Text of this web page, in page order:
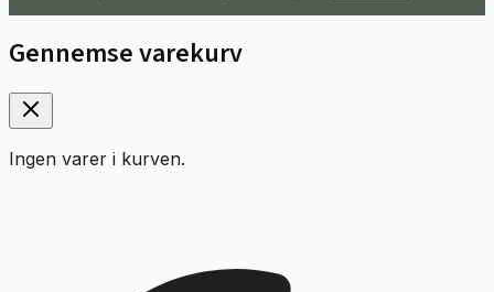
Gennemse varekurv
Ingen varer i kurven.